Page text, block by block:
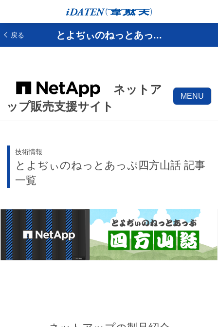
戻る とよぢぃのねっとあっ...
ネットア
ップ販売支援サイト
MENU
技術情報
とよぢぃのねっとあっぷ四方山話 記事
一覧